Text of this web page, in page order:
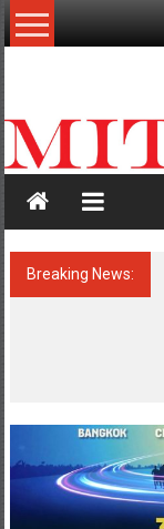
Skip
to
สะท้อน
ลึก
เหลี่ยม
มุม
เศรษฐกิจ-
การเมือง-
Breaking News: